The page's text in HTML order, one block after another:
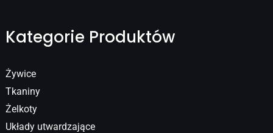
Kategorie Produktów
Żywice
Tkaniny
Żelkoty
Układy utwardzające